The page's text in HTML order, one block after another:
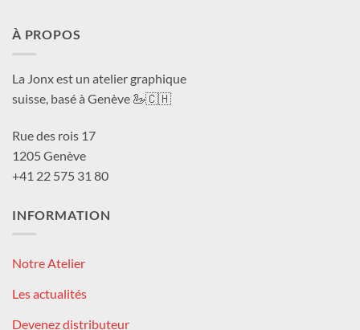
À PROPOS
La Jonx est un atelier graphique
suisse, basé à Genève 🦢🇨🇭
Rue des rois 17
1205 Genève
+41 22 575 31 80
INFORMATION
Notre Atelier
Les actualités
Devenez distributeur